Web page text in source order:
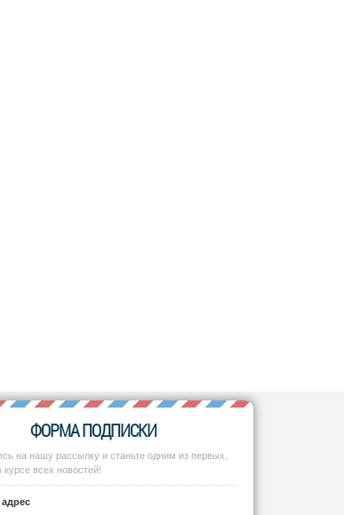
ФОРМА ПОДПИСКИ
на нашу рассылку и станьте одним из первых,
курсе всех новостей!